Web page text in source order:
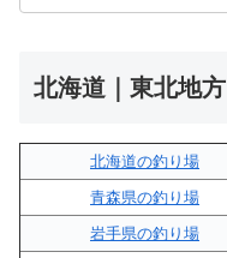
北海道｜東北地方
北海道の釣り場
青森県の釣り場
岩手県の釣り場